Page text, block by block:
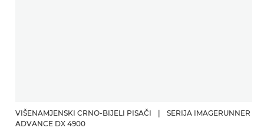
VIŠENAMJENSKI CRNO-BIJELI PISAČI
SERIJA IMAGERUNNER
ADVANCE DX 4900